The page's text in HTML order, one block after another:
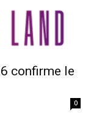
confirme le
0